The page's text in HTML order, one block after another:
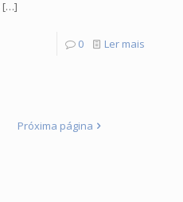
[…]
0 Ler mais
Próxima página